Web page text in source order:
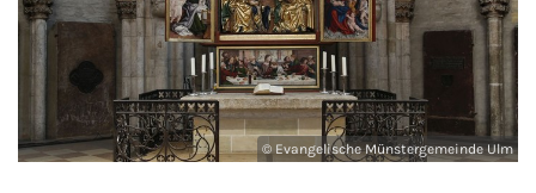
© Evangelische Münstergemeinde Ulm